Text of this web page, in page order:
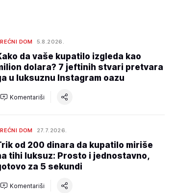
DOM 5.8.2026.
da vaše kupatilo izgleda kao
dolara? 7 jeftinih stvari pretvara
u luksuznu Instagram oazu
Komentariši
DOM 27.7.2026.
od 200 dinara da kupatilo miriše
tihi luksuz: Prosto i jednostavno,
za 5 sekundi
Komentariši